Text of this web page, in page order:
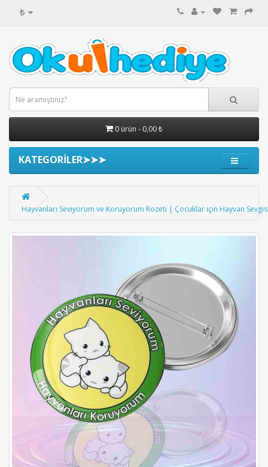
₺
0 ürün - 0,00 ₺
KATEGORİLER➤➤➤
Hayvanları Seviyorum ve Koruyorum Rozeti | Çocuklar için Hayvan